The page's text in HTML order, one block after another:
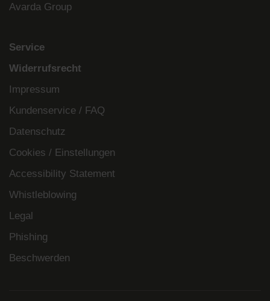
Avarda Group
Service
Widerrufsrecht
Impressum
Kundenservice / FAQ
Datenschutz
Cookies / Einstellungen
Accessibility Statement
Whistleblowing
Legal
Phishing
Beschwerden